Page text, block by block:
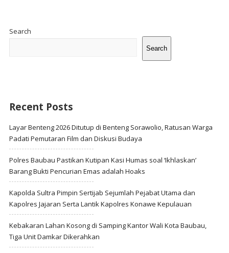
Search
Search
Recent Posts
Layar Benteng 2026 Ditutup di Benteng Sorawolio, Ratusan Warga
Padati Pemutaran Film dan Diskusi Budaya
Polres Baubau Pastikan Kutipan Kasi Humas soal ‘Ikhlaskan’
Barang Bukti Pencurian Emas adalah Hoaks
Kapolda Sultra Pimpin Sertijab Sejumlah Pejabat Utama dan
Kapolres Jajaran Serta Lantik Kapolres Konawe Kepulauan
Kebakaran Lahan Kosong di Samping Kantor Wali Kota Baubau,
Tiga Unit Damkar Dikerahkan